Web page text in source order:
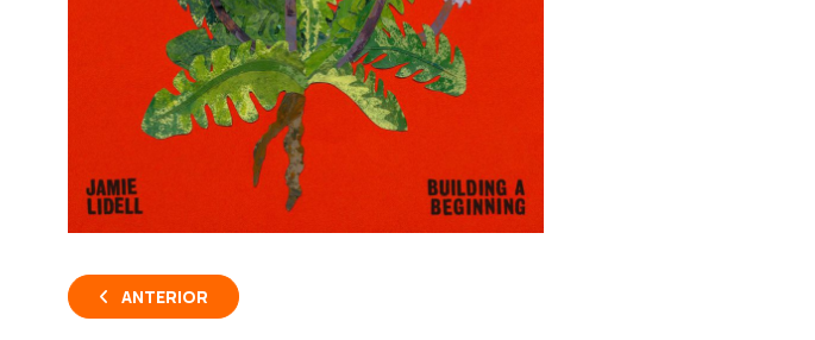
ANTERIOR